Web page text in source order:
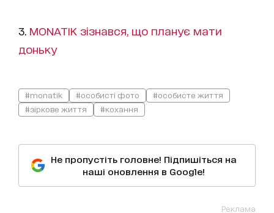
3. MONATIK зізнався, що планує мати
доньку
#monatik #особисті фото
#особисте життя
#зіркове життя
#кохання
Не пропустіть головне! Підпишіться на
наші оновлення в Google!
Реклама